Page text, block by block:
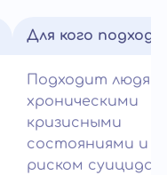
Для кого
Подходит людям
хроническими
кризисными
состояниями и
риском